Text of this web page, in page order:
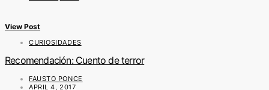
View Post
CURIOSIDADES
Recomendación: Cuento de terror
FAUSTO PONCE
APRIL 4, 2017